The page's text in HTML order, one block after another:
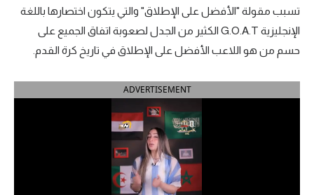
الدوري الإنجليزي الممتاز
الدوري الإسباني
الدوري السعودي للمحترفين
تسبب مقولة "الأفضل على الإطلاق" والتي يتكون اختصارها باللغة
الإنجليزية G.O.A.T الكثير من الجدل لصعوبة اتفاق الجميع على
حسم من هو اللاعب الأفضل على الإطلاق في تاريخ كرة القدم.
ADVERTISEMENT